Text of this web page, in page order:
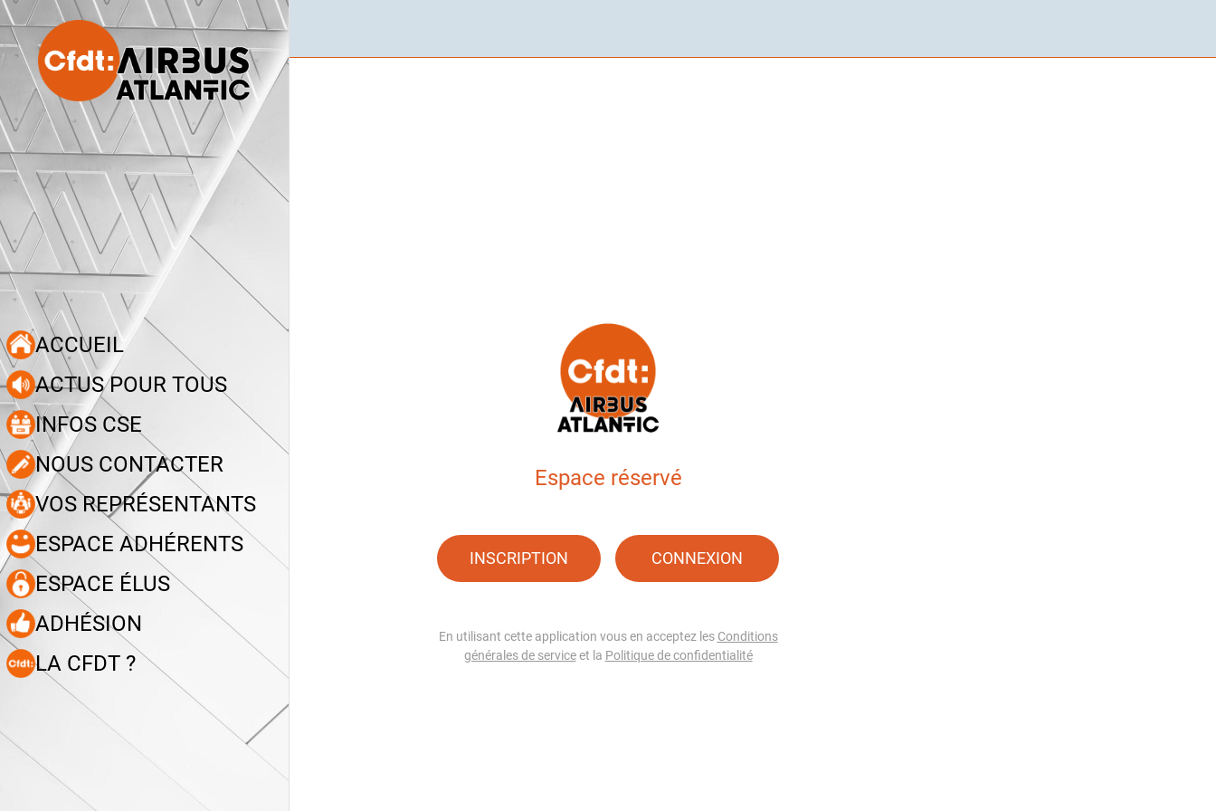
ACCUEIL
ACTUS POUR TOUS
INFOS CSE
NOUS CONTACTER
VOS REPRÉSENTANTS
ESPACE ADHÉRENTS
ESPACE ÉLUS
ADHÉSION
LA CFDT ?
Espace réservé
INSCRIPTION CONNEXION
En utilisant cette application vous en acceptez les Conditions
générales de serviceet la Politique de confidentialité